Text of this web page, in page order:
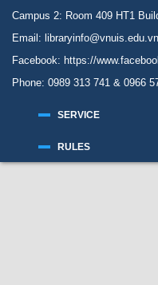
Campus 2: Room 409 HT1
Email: libraryinfo@vnuis.edu.vn
Facebook: https://
Phone: 0989 313 741 & 0966
SERVICE
RULES